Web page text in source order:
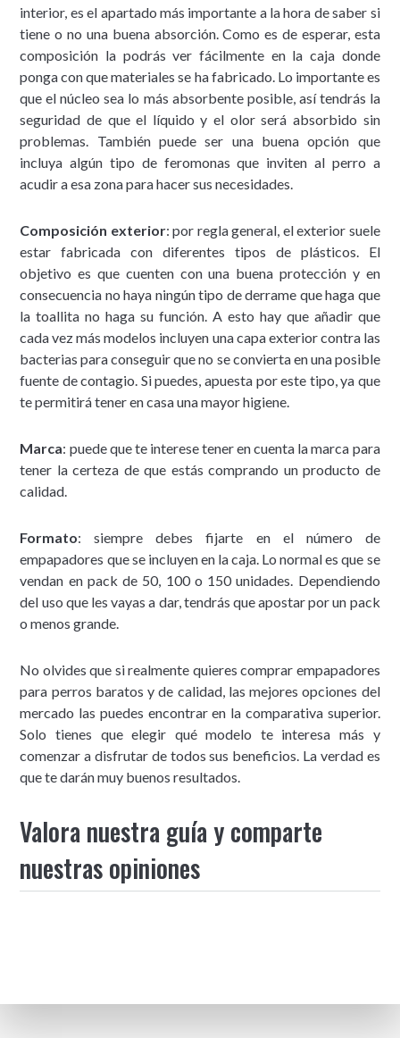
interior, es el apartado más importante a la hora de saber si
tiene o no una buena absorción. Como es de esperar, esta
composición la podrás ver fácilmente en la caja donde
ponga con que materiales se ha fabricado. Lo importante es
que el núcleo sea lo más absorbente posible, así tendrás la
seguridad de que el líquido y el olor será absorbido sin
problemas. También puede ser una buena opción que
incluya algún tipo de feromonas que inviten al perro a
acudir a esa zona para hacer sus necesidades.
Composición exterior: por regla general, el exterior suele
estar fabricada con diferentes tipos de plásticos. El
objetivo es que cuenten con una buena protección y en
consecuencia no haya ningún tipo de derrame que haga que
la toallita no haga su función. A esto hay que añadir que
cada vez más modelos incluyen una capa exterior contra las
bacterias para conseguir que no se convierta en una posible
fuente de contagio. Si puedes, apuesta por este tipo, ya que
te permitirá tener en casa una mayor higiene.
Marca: puede que te interese tener en cuenta la marca para
tener la certeza de que estás comprando un producto de
calidad.
Formato: siempre debes fijarte en el número de
empapadores que se incluyen en la caja. Lo normal es que se
vendan en pack de 50, 100 o 150 unidades. Dependiendo
del uso que les vayas a dar, tendrás que apostar por un pack
o menos grande.
No olvides que si realmente quieres comprar empapadores
para perros baratos y de calidad, las mejores opciones del
mercado las puedes encontrar en la comparativa superior.
Solo tienes que elegir qué modelo te interesa más y
comenzar a disfrutar de todos sus beneficios. La verdad es
que te darán muy buenos resultados.
Valora nuestra guía y comparte
nuestras opiniones